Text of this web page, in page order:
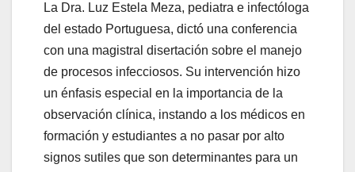
La Dra. Luz Estela Meza, pediatra e infectóloga
del estado Portuguesa, dictó una conferencia
con una magistral disertación sobre el manejo
de procesos infecciosos. Su intervención hizo
un énfasis especial en la importancia de la
observación clínica, instando a los médicos en
formación y estudiantes a no pasar por alto
signos sutiles que son determinantes para un